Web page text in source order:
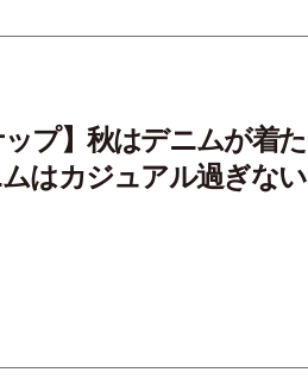
ップ】秋はデニムが着た
はカジュアル過ぎない